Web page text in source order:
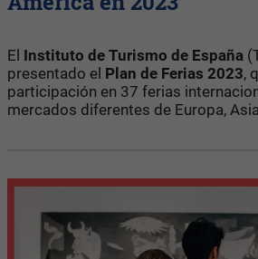
El Instituto de Turismo de España
presentado el Plan de Ferias 2023,
participación en 37 ferias
mercados diferentes de Europa,